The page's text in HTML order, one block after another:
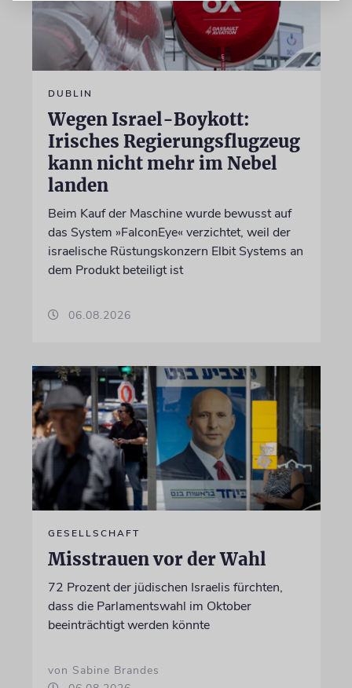
DUBLIN
Wegen Israel-Boykott:
Irisches Regierungsflugzeug
kann nicht mehr im Nebel
landen
Beim Kauf der Maschine wurde bewusst auf
das System »FalconEye« verzichtet, weil der
israelische Rüstungskonzern Elbit Systems an
dem Produkt beteiligt ist
06.08.2026
GESELLSCHAFT
Misstrauen vor der Wahl
72 Prozent der jüdischen Israelis fürchten,
dass die Parlamentswahl im Oktober
beeinträchtigt werden könnte
von Sabine Brandes